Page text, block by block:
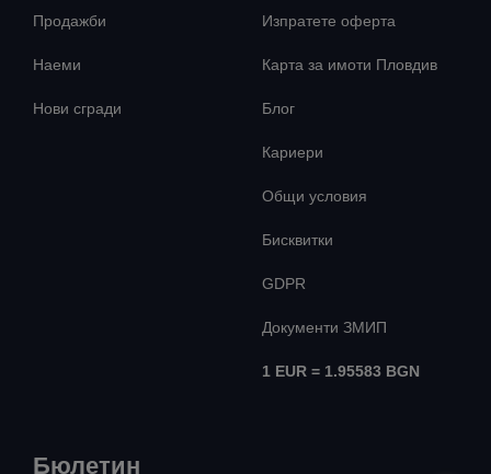
Продажби
Наеми
Нови сгради
Изпратете оферта
Карта за имоти Пловдив
Блог
Кариери
Общи условия
Бисквитки
GDPR
Документи ЗМИП
1 EUR = 1.95583 BGN
Бюлетин